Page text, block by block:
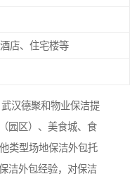
店、住宅楼等
汉德聚和物业保洁提
园区）、美食城、食
类型场地保洁外包托
洁外包经验，对保洁